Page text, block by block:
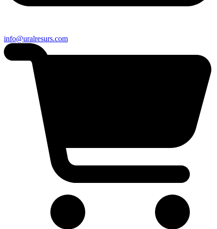
info@uralresurs.com